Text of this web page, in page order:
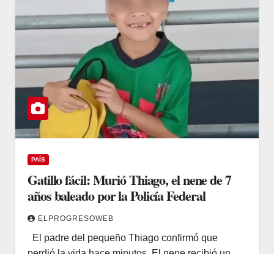
PAÍS
Gatillo fácil: Murió Thiago, el nene de 7
años baleado por la Policía Federal
ELPROGRESOWEB
El padre del pequeño Thiago confirmó que